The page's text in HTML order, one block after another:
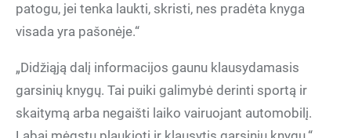
patogu, jei tenka laukti, skristi, nes pradėta knyga
visada yra pašonėje.“
„Didžiąją dalį informacijos gaunu klausydamasis
garsinių knygų. Tai puiki galimybė derinti sportą ir
skaitymą arba negaišti laiko vairuojant automobilį.